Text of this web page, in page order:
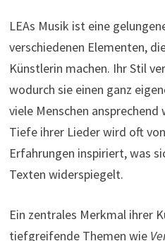
LEAs Musik ist eine
verschiedenen Elementen,
Künstlerin machen. Ihr Stil
wodurch sie einen ganz
viele Menschen
Tiefe ihrer Lieder wird oft
Erfahrungen inspiriert, was
Texten widerspiegelt.
Ein zentrales Merkmal ihrer
tiefgreifende Themen wie